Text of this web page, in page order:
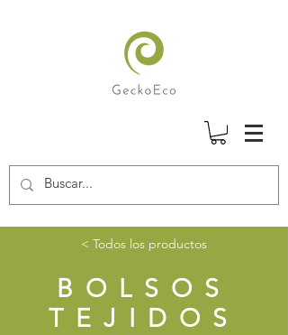
< Todos los productos
BOLSOS
TEJIDOS